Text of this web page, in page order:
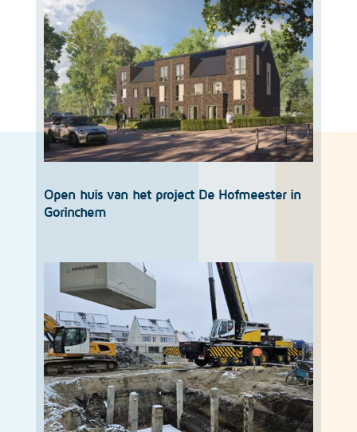
Open huis van het project De Hofmeester in
Gorinchem